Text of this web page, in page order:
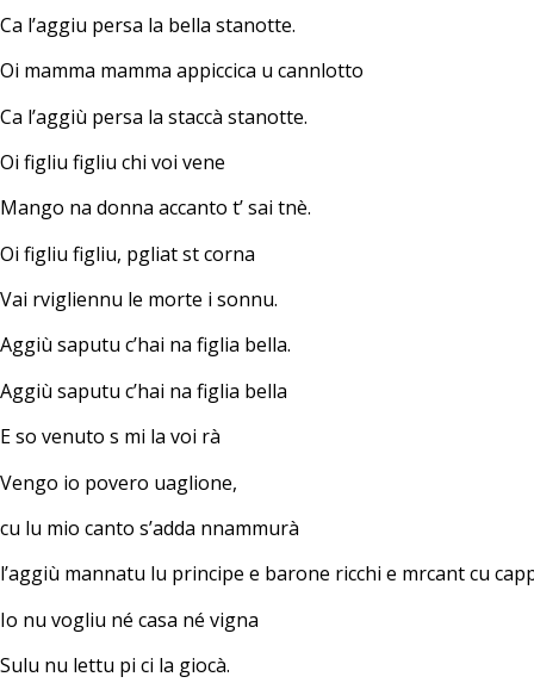
Ca l’aggiu persa la bella stanotte.
Oi mamma mamma appiccica u cannlotto
Ca l’aggiù persa la staccà stanotte.
Oi figliu figliu chi voi vene
Mango na donna accanto t’ sai tnè.
Oi figliu figliu, pgliat st corna
Vai rvigliennu le morte i sonnu.
Aggiù saputu c’hai na figlia bella.
Aggiù saputu c’hai na figlia bella
E so venuto s mi la voi rà
Vengo io povero uaglione,
cu lu mio canto s’adda nnammurà
l’aggiù mannatu lu principe e barone ricchi e mrcant cu
Io nu vogliu né casa né vigna
Sulu nu lettu pi ci la giocà.